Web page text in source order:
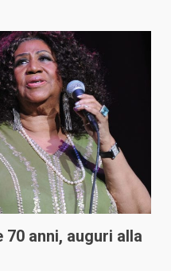
anni, auguri alla